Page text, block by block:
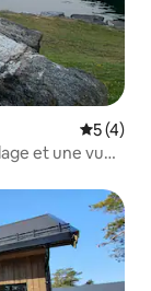
Note
5 (4)
et une vue